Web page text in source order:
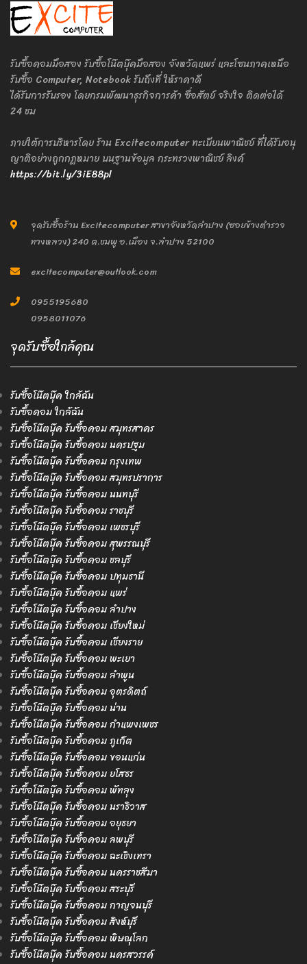
รับซื้อคอมมือสอง รับซื้อโน๊ตบุ๊คมือสอง จังหวัดแพร่ และโซนภาคเหนือ
รับซื้อ Computer, Notebook รับถึงที่ ให้ราคาดี
ได้รับการรับรอง โดยกรมพัฒนาธุรกิจการค้า ซื่อสัตย์ จริงใจ ติดต่อได้
24 ชม
ภายใต้การบริหารโดย ร้าน Excitecomputer ทะเบียนพาณิชย์ ที่ได้รับอนุ
ญาติอย่างถูกกฎหมาย บนฐานข้อมูล กระทรวงพาณิชย์ ลิงค์
https://bit.ly/3iE88pl
จุดรับซื้อร้าน Excitecomputer สาขาจังหวัดลำปาง (ซอยข้างตำรวจ
ทางหลวง) 240 ต.ชมพู อ.เมือง จ.ลำปาง 52100
excitecomputer@outlook.com
0955195680
0958011076
จุดรับซื้อใกล้คุณ
รับซื้อโน๊ตบุ๊ค ใกล้ฉัน
รับซื้อคอม ใกล้ฉัน
รับซื้อโน๊ตบุ๊ค รับซื้อคอม สมุทรสาคร
รับซื้อโน๊ตบุ๊ค รับซื้อคอม นครปฐม
รับซื้อโน๊ตบุ๊ค รับซื้อคอม กรุงเทพ
รับซื้อโน๊ตบุ๊ค รับซื้อคอม สมุทรปราการ
รับซื้อโน๊ตบุ๊ค รับซื้อคอม นนทบุรี
รับซื้อโน๊ตบุ๊ค รับซื้อคอม ราชบุรี
รับซื้อโน๊ตบุ๊ค รับซื้อคอม เพชรบุรี
รับซื้อโน๊ตบุ๊ค รับซื้อคอม สุพรรณบุรี
รับซื้อโน๊ตบุ๊ค รับซื้อคอม ชลบุรี
รับซื้อโน๊ตบุ๊ค รับซื้อคอม ปทุมธานี
รับซื้อโน๊ตบุ๊ค รับซื้อคอม แพร่
รับซื้อโน๊ตบุ๊ค รับซื้อคอม ลำปาง
รับซื้อโน๊ตบุ๊ค รับซื้อคอม เชียงใหม่
รับซื้อโน๊ตบุ๊ค รับซื้อคอม เชียงราย
รับซื้อโน๊ตบุ๊ค รับซื้อคอม พะเยา
รับซื้อโน๊ตบุ๊ค รับซื้อคอม ลำพูน
รับซื้อโน๊ตบุ๊ค รับซื้อคอม อุตรดิตถ์
รับซื้อโน๊ตบุ๊ค รับซื้อคอม น่าน
รับซื้อโน๊ตบุ๊ค รับซื้อคอม กำแพงเพชร
รับซื้อโน๊ตบุ๊ค รับซื้อคอม ภูเก็ต
รับซื้อโน๊ตบุ๊ค รับซื้อคอม ขอนแก่น
รับซื้อโน๊ตบุ๊ค รับซื้อคอม ยโสธร
รับซื้อโน๊ตบุ๊ค รับซื้อคอม พัทลุง
รับซื้อโน๊ตบุ๊ค รับซื้อคอม นราธิวาส
รับซื้อโน๊ตบุ๊ค รับซื้อคอม อยุธยา
รับซื้อโน๊ตบุ๊ค รับซื้อคอม ลพบุรี
รับซื้อโน๊ตบุ๊ค รับซื้อคอม ฉะเชิงเทรา
รับซื้อโน๊ตบุ๊ค รับซื้อคอม นครราชสีมา
รับซื้อโน๊ตบุ๊ค รับซื้อคอม สระบุรี
รับซื้อโน๊ตบุ๊ค รับซื้อคอม กาญจนบุรี
รับซื้อโน๊ตบุ๊ค รับซื้อคอม สิงห์บุรี
รับซื้อโน๊ตบุ๊ค รับซื้อคอม พิษณุโลก
รับซื้อโน๊ตบุ๊ค รับซื้อคอม นครสวรรค์